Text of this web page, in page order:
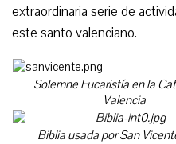
extraordinaria serie de
este santo valenciano.
Solemne Eucaristía en la
Valencia
Biblia usada por San